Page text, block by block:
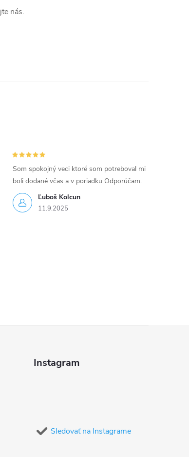
nás.
Ľuboš Kolcun
11.9.2025
Som spokojný veci ktoré som potreboval mi
boli dodané včas a v poriadku Odporúčam.
Instagram
Sledovať na Instagrame